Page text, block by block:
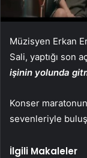
Müzisyen Erkan
Sali, yaptığı son
işinin yolunda
Konser
sevenleriyle
İlgili Makaleler